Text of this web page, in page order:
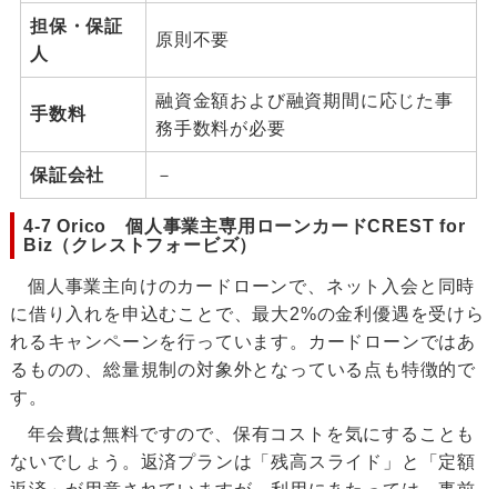
担保・保証
人
原則不要
手数料
融資金額および融資期間に応じた事
務手数料が必要
保証会社 －
4-7 Orico 個人事業主専用ローンカードCREST for
Biz（クレストフォービズ）
個人事業主向けのカードローンで、ネット入会と同時
に借り入れを申込むことで、最大2%の金利優遇を受けら
れるキャンペーンを行っています。カードローンではあ
るものの、総量規制の対象外となっている点も特徴的で
す。
年会費は無料ですので、保有コストを気にすることも
ないでしょう。返済プランは「残高スライド」と「定額